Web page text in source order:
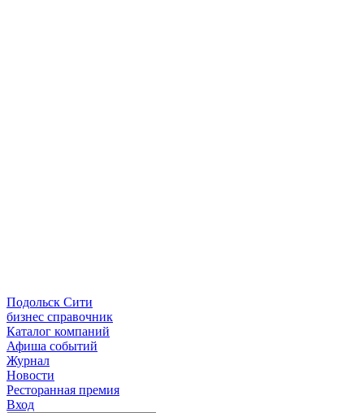
Подольск Сити
бизнес справочник
Каталог компаний
Афиша событий
Журнал
Новости
Ресторанная премия
Вход